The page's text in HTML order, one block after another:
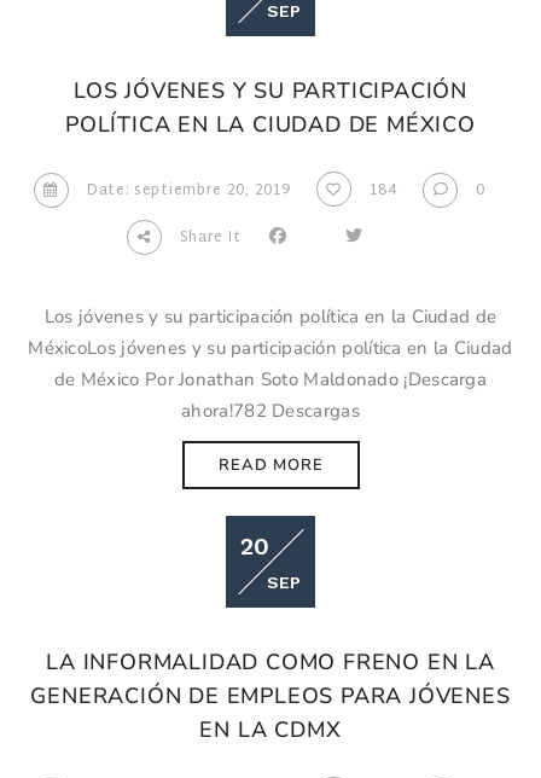
SEP
LOS JÓVENES Y SU PARTICIPACIÓN
POLÍTICA EN LA CIUDAD DE MÉXICO
Date: septiembre 20, 2019 184
0
Share It
Los jóvenes y su participación política en la Ciudad de
MéxicoLos jóvenes y su participación política en la Ciudad
de México Por Jonathan Soto Maldonado ¡Descarga
ahora!782 Descargas
READ MORE
20
SEP
LA INFORMALIDAD COMO FRENO EN LA
GENERACIÓN DE EMPLEOS PARA JÓVENES
EN LA CDMX